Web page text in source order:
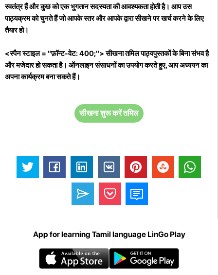
स्वतंत्र हैं और कुछ को एक भुगतान सदस्यता की आवश्यकता होती है। आप उस
पाठ्यक्रम को चुनते हैं जो आपके स्तर और आपके द्वारा सीखने पर खर्च करने के लिए
तैयार हो।
<स्पैन स्टाइल = "फ़ॉन्ट-वेट: 400;"> सीखना तमिल पाठ्यपुस्तकों के बिना संभव है
और मजेदार हो सकता है। ऑनलाइन संसाधनों का उपयोग करते हुए, आप अध्ययन का
अपना कार्यक्रम बना सकते हैं।
सीखना शुरू करें तमिल
App for learning Tamil language LinGo Play